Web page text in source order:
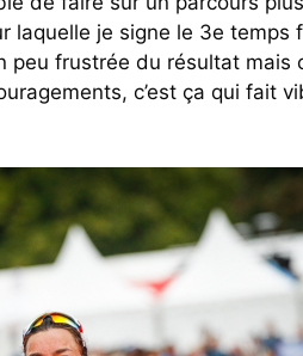
laquelle je signe le 3e temps
peu frustrée du résultat mais
c’est ça qui fait